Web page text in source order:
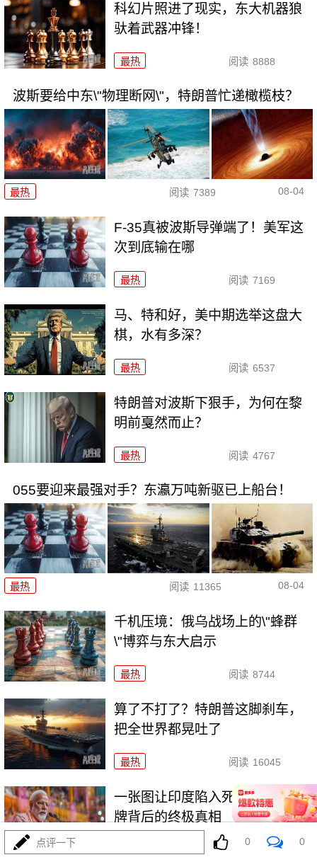
科幻片照进了现实，东大机器狼
驮着武器冲锋！
最热 阅读 8888
波斯要给中东\"物理断网\"，特朗普忙递橄榄枝？
最热 阅读 7389 08-04
F-35真被波斯导弹端了！美军这
次到底输在哪
最热 阅读 7169
马、特和好，美中期选举这盘大
棋，水有多深？
最热 阅读 6537
特朗普对波斯下狠手，为何在黎
明前戛然而止？
最热 阅读 4767
055要迎来最强对手？东瀛万吨新驱已上船台！
最热 阅读 11365 08-04
千机压境：俄乌战场上的\"蜂群
\"博弈与东大启示
最热 阅读 8744
算了不打了？特朗普这脚刹车，
把全世界都晃吐了
最热 阅读 16045
一张图让印度陷入死寂，五枚金
牌背后的终极真相
11119
点评一下 0 0